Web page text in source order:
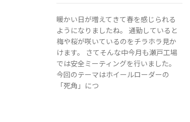
暖かい日が増えてきて春を感じられる
ようになりましたね。 通勤していると
梅や桜が咲いているのをチラホラ見か
けます。 さてそんな中今月も瀬戸工場
では安全ミーティングを行いました。
今回のテーマはホイールローダーの
「死角」につ